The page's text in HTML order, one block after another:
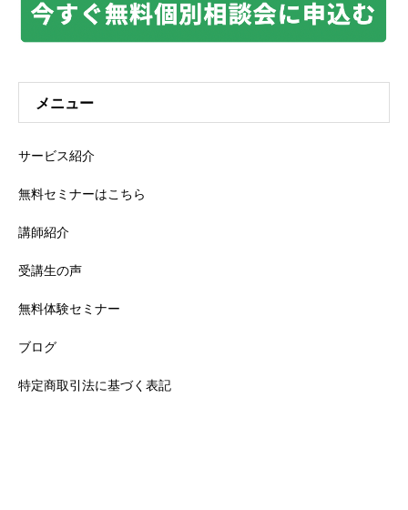
メニュー
サービス紹介
無料セミナーはこちら
講師紹介
受講生の声
無料体験セミナー
ブログ
特定商取引法に基づく表記